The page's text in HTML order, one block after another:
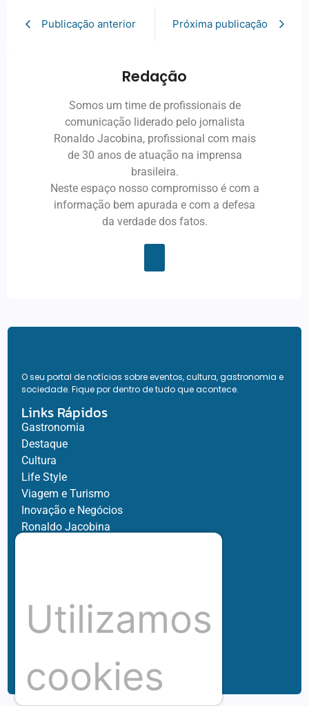
Publicação anterior Próxima publicação
Redação
Somos um time de profissionais de
comunicação liderado pelo jornalista
Ronaldo Jacobina, profissional com mais
de 30 anos de atuação na imprensa
brasileira.
Neste espaço nosso compromisso é com a
informação bem apurada e com a defesa
da verdade dos fatos.
O seu portal de notícias sobre eventos, cultura, gastronomia e
sociedade. Fique por dentro de tudo que acontece.
Links Rápidos
Gastronomia
Destaque
Cultura
Life Style
Viagem e Turismo
Inovação e Negócios
Ronaldo Jacobina
Hubnexxo
Tidelli
Redes
Utilizamos
cookies